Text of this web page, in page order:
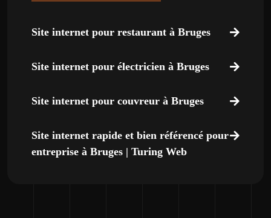
Site internet pour restaurant à Bruges
Site internet pour électricien à Bruges
Site internet pour couvreur à Bruges
Site internet rapide et bien référencé pour
entreprise à Bruges | Turing Web